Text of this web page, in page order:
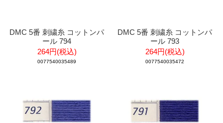
DMC 5番 刺繍糸 コットンパ
ール 794
264円(税込)
0077540035489
DMC 5番 刺繍糸 コットンパ
ール 793
264円(税込)
0077540035472